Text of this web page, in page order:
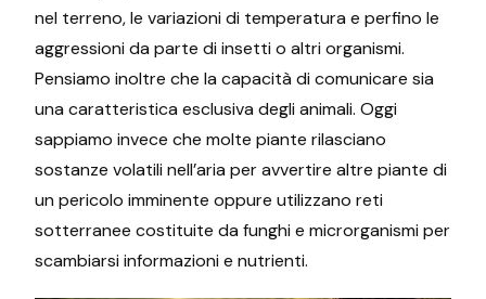
nel terreno, le variazioni di temperatura e perfino le
aggressioni da parte di insetti o altri organismi.
Pensiamo inoltre che la capacità di comunicare sia
una caratteristica esclusiva degli animali. Oggi
sappiamo invece che molte piante rilasciano
sostanze volatili nell’aria per avvertire altre piante di
un pericolo imminente oppure utilizzano reti
sotterranee costituite da funghi e microrganismi per
scambiarsi informazioni e nutrienti.